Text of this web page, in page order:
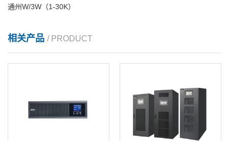
通州W/3W（1-30K）
相关产品 / PRODUCT